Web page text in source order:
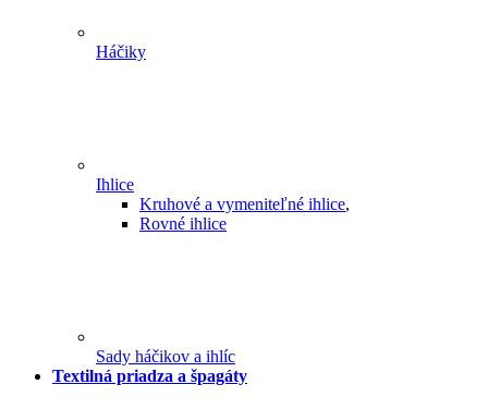
Háčiky
Ihlice
Kruhové a vymeniteľné ihlice,
Rovné ihlice
Sady háčikov a ihlíc
Textilná priadza a špagáty